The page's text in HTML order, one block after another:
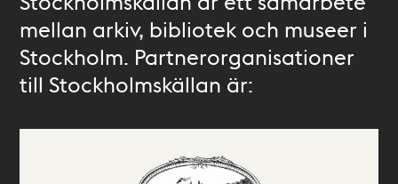
mellan arkiv, bibliotek och museer i
Stockholm. Partnerorganisationer
till Stockholmskällan är: